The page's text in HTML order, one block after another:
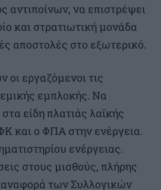
αντιποίνων, να επιστρέψει
και στρατιωτική μονάδα
αποστολές στο εξωτερικό.
εργαζόμενοι τις
εμπλοκής. Να
είδη πλατιάς λαϊκής
και ο ΦΠΑ στην ενέργεια.
ενέργειας.
στους μισθούς, πλήρης
των Συλλογικών